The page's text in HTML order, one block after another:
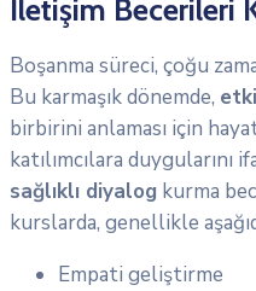
İletişim Becerileri
Boşanma süreci, çoğu
Bu karmaşık dönemde,
birbirini anlaması için
katılımcılara duygularını
sağlıklı diyalog kurma
kurslarda, genellikle
Empati geliştirme